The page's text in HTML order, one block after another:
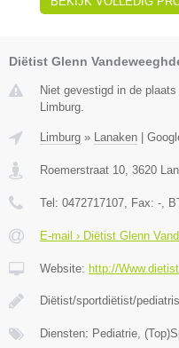
Diëtist Glenn
Niet gevestigd in de
Limburg.
Limburg » Lanaken |
Roemerstraat 10 3620
Tel: 0472717107 , Fax: - ,
E-mail › Diëtist Glenn
Website: http://
Diëtist/sportdiëtist/
Diensten: Pediatrie,